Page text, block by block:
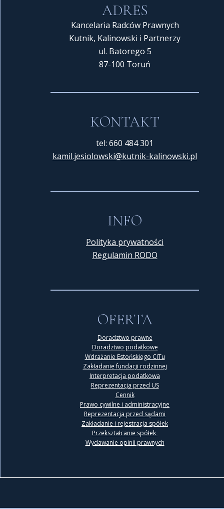
ADRES
Kancelaria Radców Prawnych
Kutnik, Kalinowski i Partnerzy
ul. Batorego 5
87-100 Toruń
KONTAKT
tel: 660 484 301
kamil.jesiolowski@kutnik-kalinowski.pl
INFO
Polityka prywatności
Regulamin RODO
OFERTA
Doradztwo prawne
Doradztwo podatkowe
Wdrażanie Estońskiego CITu
Zakładanie fundacji rodzinnej
Interpretacja podatkowa
Reprezentacja przed US
Cennik
Prawo cywilne i administracyjne
Reprezentacja przed sądami
Zakładanie i rejestracja spółek
Przekształcanie spółek
Wydawanie opinii prawnych